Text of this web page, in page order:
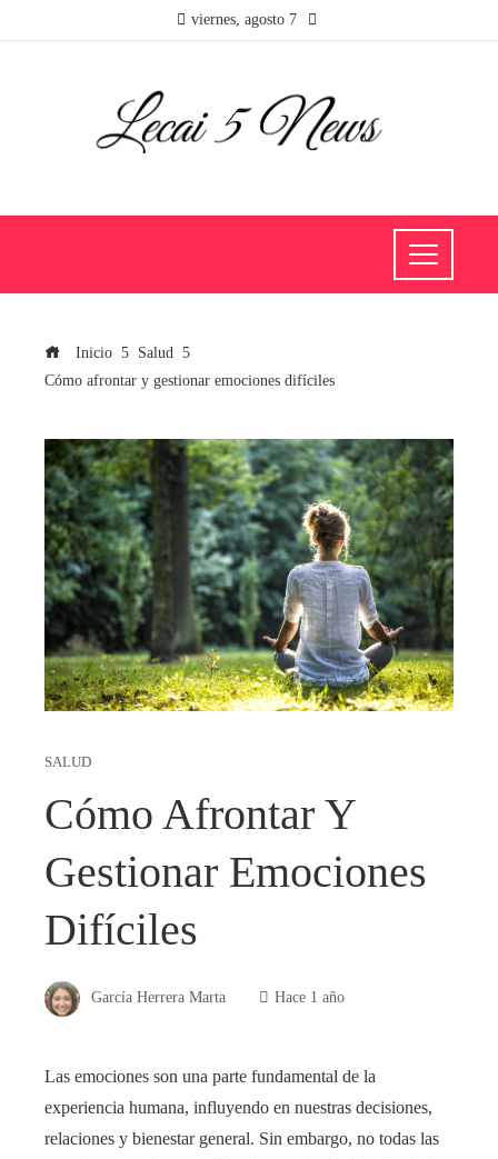
viernes, agosto 7
Inicio
Salud
Cómo afrontar y gestionar emociones difíciles
SALUD
Cómo Afrontar Y
Gestionar Emociones
Difíciles
García Herrera Marta Hace 1 año
Las emociones son una parte fundamental de la
experiencia humana, influyendo en nuestras decisiones,
relaciones y bienestar general. Sin embargo, no todas las